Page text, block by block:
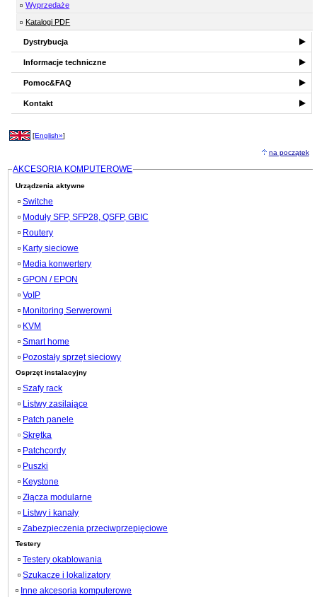
Wyprzedaże
Katalogi PDF
Dystrybucja
Informacje techniczne
Pomoc&FAQ
Kontakt
[English»]
na początek
AKCESORIA KOMPUTEROWE
Urządzenia aktywne
Switche
Moduły SFP, SFP28, QSFP, GBIC
Routery
Karty sieciowe
Media konwertery
GPON / EPON
VoIP
Monitoring Serwerowni
KVM
Smart home
Pozostały sprzęt sieciowy
Osprzęt instalacyjny
Szafy rack
Listwy zasilające
Patch panele
Skrętka
Patchcordy
Puszki
Keystone
Złącza modularne
Listwy i kanały
Zabezpieczenia przeciwprzepięciowe
Testery
Testery okablowania
Szukacze i lokalizatory
Inne akcesoria komputerowe